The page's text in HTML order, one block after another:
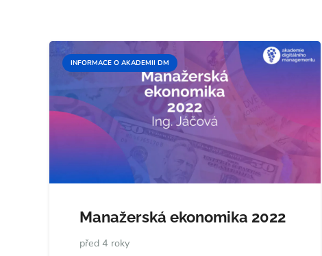
INFORMACE O AKADEMII DM
Manažerská ekonomika 2022
před 4 roky